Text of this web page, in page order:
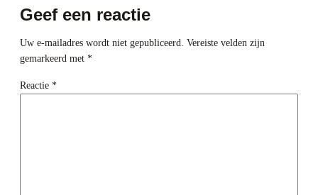
Geef een reactie
Uw e-mailadres wordt niet gepubliceerd. Vereiste velden zijn
gemarkeerd met *
Reactie *